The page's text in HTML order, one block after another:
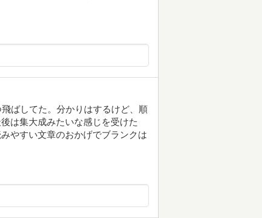
ばしてた。分かりはするけど、順
は集大成みたいな感じを受けた
やすい文章のおかげでブランクは